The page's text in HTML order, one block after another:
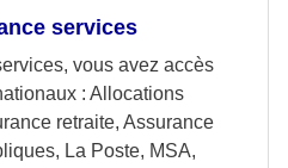
services
vous avez accès
: Allocations
retraite, Assurance
La Poste, MSA,